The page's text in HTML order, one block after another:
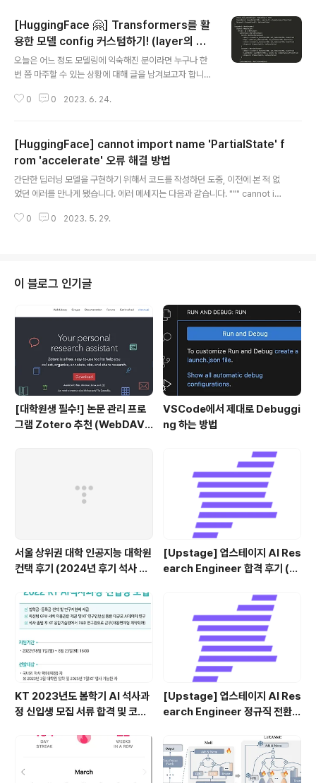
[HuggingFace 🤗] Transformers를 활
용한 모델 config 커스텀하기! (layer의 개
수를 바꿔보자! - 와 쉽다!!)
오늘은 어느 정도 모델링에 익숙해진 분이라면 누구나 한
번 쯤 마주할 수 있는 상황에 대해 글을 남겨보고자 합니다.
없는 수준이죠. (그래서 기업도 단순히 from_pretraine
되지는 않습니다. 사용자들이 편리하게 이용할 수 있게끔
만들어놓은 라이브러리는 결국 여러겹으로 쌓여있는 형태
라서, 이를 마음대로 변경하려면 특별한 방법들이 필요하
죠. 그래서 오늘은 HuggingFace에서 모델을 불러올 때
막하게 소개하고자 합니다. 상황은 다음과 같이 정리합니
0 0 2023. 6. 24.
[HuggingFace] cannot import name 'PartialState' f
rom 'accelerate' 오류 해결 방법
간단한 딥러닝 모델을 구현하기 위해서 코드를 작성하던 도중, 이전에 본 적 없
었던 에러를 만나게 됐습니다. 에러 메세지는 다음과 같습니다. """ cannot im
3.10/site-packages/accelerate/__init__.py) """ 실행한 코드는 다음과
a..
0 0 2023. 5. 29.
이 블로그 인기글
[대학원생 필수!] 논문 관리 프로
그램 Zotero 추천 (WebDAV
VSCode에서 제대로 Debuggi
ng 하는 방법
서울 상위권 대학 인공지능 대학원
컨택 후기 (2024년 후기 석사 지
[Upstage] 업스테이지 AI Res
earch Engineer 합격 후기 (정
KT 2023년도 봄학기 AI 석사과
정 신입생 모집 서류 합격 및 코딩
[Upstage] 업스테이지 AI Res
earch Engineer 정규직 전환